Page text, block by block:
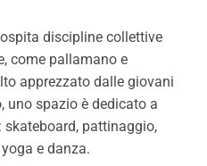
discipline collettive
come pallamano e
apprezzato dalle giovani
uno spazio è dedicato a
pattinaggio,
e danza.